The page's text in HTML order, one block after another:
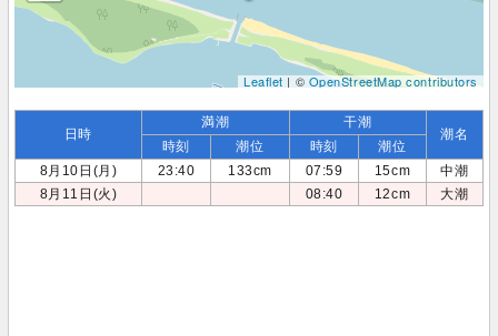
Leaflet| ©OpenStreetMap contributors
日時
満潮 干潮
潮名
時刻 潮位 時刻
潮位
8月10日(月)
23:40 133cm 07:59 15cm
中潮
8月11日(火)
08:40 12cm 大潮